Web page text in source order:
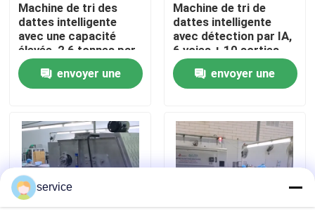
Visite d'usine
Contrôle de qualité
Contactez-nous
Nouvelles
Machine de tri des
dattes intelligente
avec une capacité
élevée, 2,6 tonnes par
heure, 8 voies + 10
sorties, contrôle
informatique avancé
envoyer une
Machine de tri de
dattes intelligente
avec détection par IA,
6 voies + 10 sorties,
1,8 tonnes par heure,
acier inoxydable
envoyer une
service